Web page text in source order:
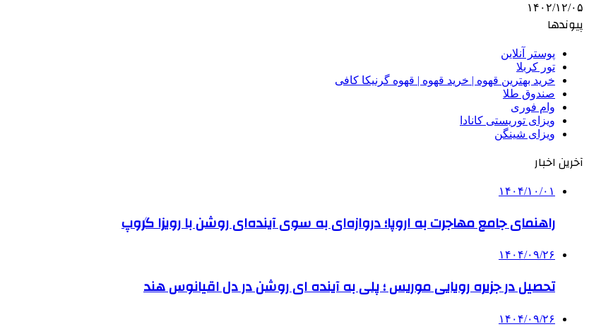
۱۴۰۲/۱۲/۰۵
پیوندها
پوستر آنلاین
تور کربلا
خرید بهترین قهوه | خرید قهوه | قهوه گرنیکا کافی
صندوق طلا
وام فوری
ویزای توریستی کانادا
ویزای شینگن
آخرین اخبار
۱۴۰۴/۱۰/۰۱
راهنمای جامع مهاجرت به اروپا؛ دروازه‌ای به سوی آینده‌ای روشن با رویزا گروپ
۱۴۰۴/۰۹/۲۶
تحصیل در جزیره رویایی موریس ؛ پلی به آینده ‌ای روشن در دل اقیانوس ‌هند
۱۴۰۴/۰۹/۲۶